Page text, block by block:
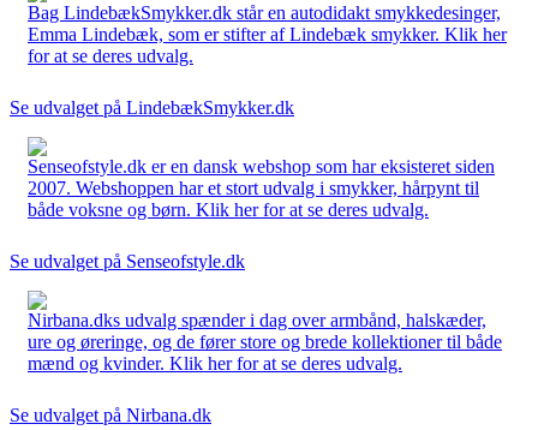
Bag LindebækSmykker.dk står en autodidakt smykkedesinger,
Emma Lindebæk, som er stifter af Lindebæk smykker. Klik her
for at se deres udvalg.
Se udvalget på LindebækSmykker.dk
Senseofstyle.dk er en dansk webshop som har eksisteret siden
2007. Webshoppen har et stort udvalg i smykker, hårpynt til
både voksne og børn. Klik her for at se deres udvalg.
Se udvalget på Senseofstyle.dk
Nirbana.dks udvalg spænder i dag over armbånd, halskæder,
ure og øreringe, og de fører store og brede kollektioner til både
mænd og kvinder. Klik her for at se deres udvalg.
Se udvalget på Nirbana.dk